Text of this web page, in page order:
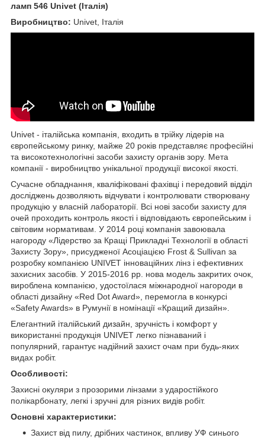
ламп 546 Univet (Італія)
Виробництво: Univet, Італія
Univet - італійська компанія, входить в трійку лідерів на
європейському ринку, майже 20 років представляє професійні
та високотехнологічні засоби захисту органів зору. Мета
компанії - виробництво унікальної продукції високої якості.
Сучасне обладнання, кваліфіковані фахівці і передовий відділ
досліджень дозволяють відчувати і контролювати створювану
продукцію у власній лабораторії. Всі нові засоби захисту для
очей проходить контроль якості і відповідають європейським і
світовим нормативам. У 2014 році компанія завоювала
нагороду «Лідерство за Кращі Прикладні Технології в області
Захисту Зору», присудженої Асоціацією Frost & Sullivan за
розробку компанією UNIVET інноваційних лінз і ефективних
захисних засобів. У 2015-2016 рр. нова модель закритих очок,
вироблена компанією, удостоїлася міжнародної нагороди в
області дизайну «Red Dot Award», перемогла в конкурсі
«Safety Awards» в Румунії в номінації «Кращий дизайн».
Елегантний італійський дизайн, зручність і комфорт у
використанні продукція UNIVET легко пізнаваний і
популярний, гарантує надійний захист очам при будь-яких
видах робіт.
Особливості:
Захисні окуляри з прозорими лінзами з ударостійкого
полікарбонату, легкі і зручні для різних видів робіт.
Основні характеристики:
Захист від пилу, дрібних частинок, впливу УФ синього